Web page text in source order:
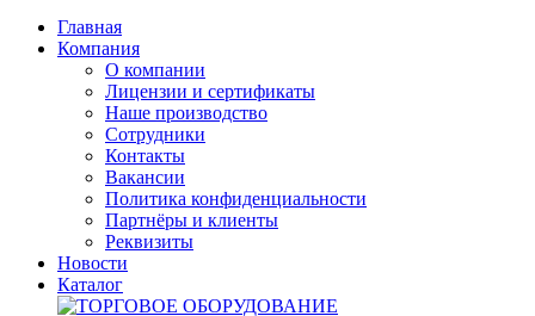
Главная
Компания
О компании
Лицензии и сертификаты
Наше производство
Сотрудники
Контакты
Вакансии
Политика конфиденциальности
Партнёры и клиенты
Реквизиты
Новости
Каталог